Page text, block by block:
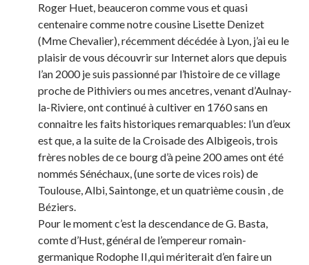
Roger Huet, beauceron comme vous et quasi
centenaire comme notre cousine Lisette Denizet
(Mme Chevalier), récemment décédée à Lyon, j’ai eu le
plaisir de vous découvrir sur Internet alors que depuis
l’an 2000 je suis passionné par l’histoire de ce village
proche de Pithiviers ou mes ancetres, venant d’Aulnay-
la-Riviere, ont continué à cultiver en 1760 sans en
connaitre les faits historiques remarquables: l’un d’eux
est que, a la suite de la Croisade des Albigeois, trois
frères nobles de ce bourg d’à peine 200 ames ont été
nommés Sénéchaux, (une sorte de vices rois) de
Toulouse, Albi, Saintonge, et un quatrième cousin , de
Béziers.
Pour le moment c’est la descendance de G. Basta,
comte d’Hust, général de l’empereur romain-
germanique Rodophe II,qui mériterait d’en faire un